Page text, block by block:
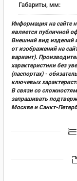
Габариты, мм:
Информация на сайте
является публичной
Внешний вид изделий
от изображений на
вариант).
характеристики без
(паспортах) -
ключевых
В связи со
запрашивать
Москве и Санкт-